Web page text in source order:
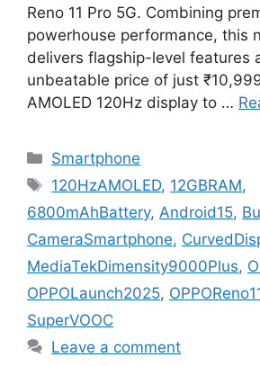
Reno 11 Pro 5G. Combining
powerhouse performance, this
delivers flagship-level features
unbeatable price of just
AMOLED 120Hz display to …
Categories
Smartphone
Tags
120HzAMOLED, 12GBRAM,
6800mAhBattery, Android15,
CameraSmartphone,
MediaTekDimensity9000Plus,
OPPOLaunch2025,
SuperVOOC
Leave a comment